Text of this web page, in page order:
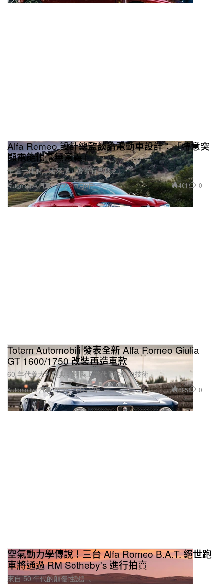
Automotive 汽車
Alfa Romeo 設計總監談論電動車設計：「特意突
顯電能化毫無意義」
千遍一律的「未來感」著實有些疲乏。
2022年8月9日 461 0
Automotive 汽車
Totem Automobili 發表全新 Alfa Romeo Giulia
GT 1600/1750 改裝再造車款
60 年代義大利經典名駒換上當代電能動力技術。
2020年11月13日 695 0
空氣動力學傳說！三台 Alfa Romeo B.A.T. 絕世跑
車將通過 RM Sotheby's 進行拍賣
來自 50 年代的顛覆性設計。